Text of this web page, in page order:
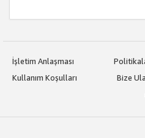
İşletim Anlaşması
Kullanım Koşulları
Bize